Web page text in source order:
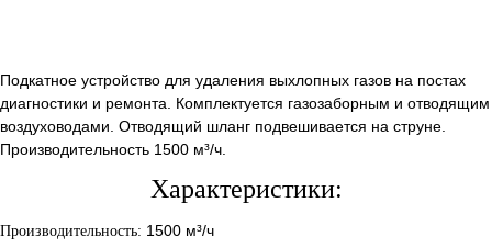
Подкатное устройство для удаления выхлопных газов на постах
диагностики и ремонта. Комплектуется газозаборным и отводящим
воздуховодами. Отводящий шланг подвешивается на струне.
Производительность 1500 м³/ч.
Характеристики:
Производительность: 1500 м³/ч